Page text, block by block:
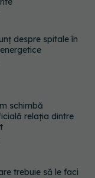
despre spitale în
la 13 ani